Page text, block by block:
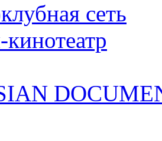
сеть